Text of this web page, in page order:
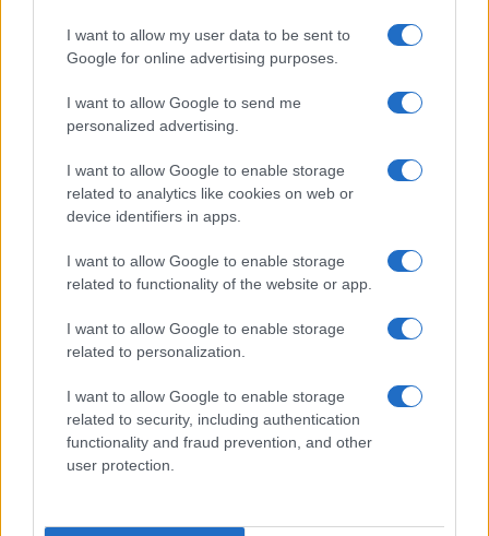
I want to allow my user data to be sent to
Google for online advertising purposes.
I want to allow Google to send me
personalized advertising.
I want to allow Google to enable storage
related to analytics like cookies on web or
device identifiers in apps.
I want to allow Google to enable storage
related to functionality of the website or app.
I want to allow Google to enable storage
related to personalization.
I want to allow Google to enable storage
related to security, including authentication
functionality and fraud prevention, and other
user protection.
Delta Center
Meteo Olbia 9 agosto, temperature in calo
Salmo finisce in ospedale a Catania, ma il tour
va avanti: “Sicilia, ci sono”
Jovanotti, Gabry Ponte e Alfa: Olbia ombelico del
mondo per una notte
Giorgia Meloni a La Maddalena, la vicesindaco:
“Orgoglio e discrezione per visita privata̶…
Incendio nella notte a Olbia, a fuoco due furgoni